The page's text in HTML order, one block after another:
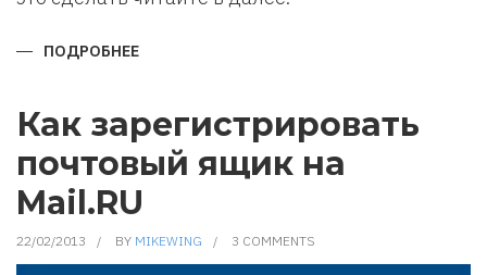
ПОДРОБНЕЕ
КОМПАКТ-
ДИСКА
В
MP3
ФОРМАТ.
КАК
MP3
ИЗ
AUDIO
Как зарегистрировать
почтовый ящик на
Mail.RU
22/02/2013 BY MIKEWING 3 COMMENTS